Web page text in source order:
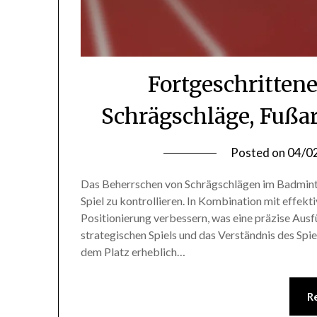
Schrägschläge,
Posted on 04/
Das Beherrschen von Schrägschlägen im
Spiel zu kontrollieren. In Kombination mit
Positionierung verbessern, was eine präzise
strategischen Spiels und das Verständnis des
dem Platz erheblich…